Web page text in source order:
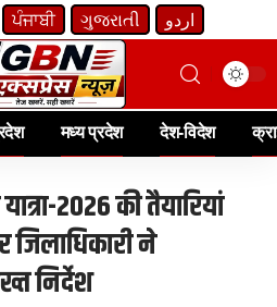
ਪੰਜਾਬੀ ગુજરાતી اردو
मध्य प्रदेश देश-विदेश
2026 की तैयारियां
ने
निर्देश